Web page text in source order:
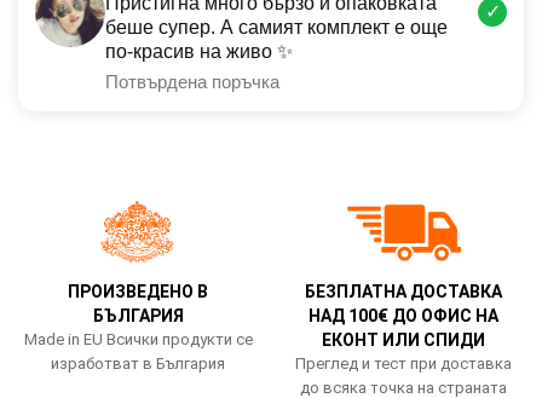
беше супер. А самият комплект е още
по-красив на живо ✨
Потвърдена поръчка
✓
ПРОИЗВЕДЕНО В
БЪЛГАРИЯ
Made in EU Всички продукти се
изработват в България
БЕЗПЛАТНА ДОСТАВКА
НАД 100€ ДО ОФИС НА
ЕКОНТ ИЛИ СПИДИ
Преглед и тест при доставка
до всяка точка на страната